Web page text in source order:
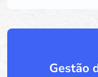
Gestão